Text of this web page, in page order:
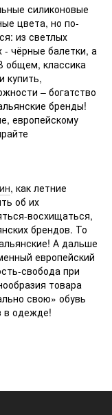
силиконовые
цвета, но по-
из светлых
- чёрные балетки, а
общем, классика
купить,
– богатство
бренды!
европейскому
, как летние
об их
восхищаться,
брендов. То
А дальше
европейский
свобода при
товара
свою» обувь
в одежде!